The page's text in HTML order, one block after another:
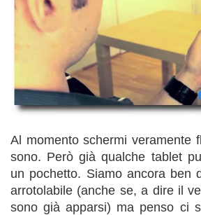
Al momento schermi veramente
sono. Però già qualche tablet
un pochetto. Siamo ancora ben
arrotolabile (anche se, a dire il
sono già apparsi) ma penso ci